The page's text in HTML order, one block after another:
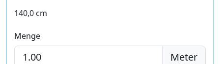
140,0 cm
Menge
Meter